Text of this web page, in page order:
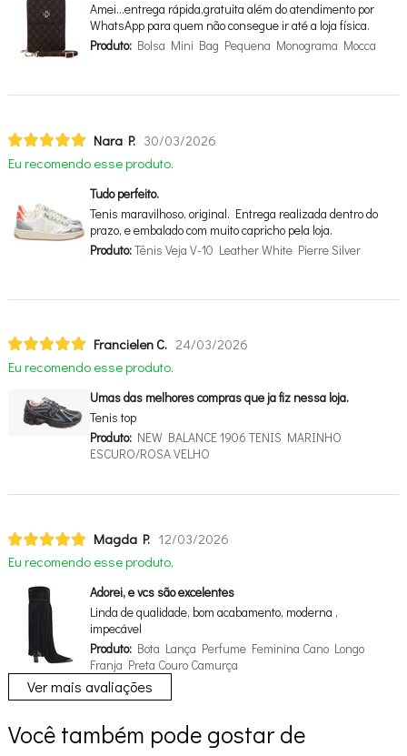
Amei…entrega rápida,gratuita além do atendimento por
WhatsApp para quem não consegue ir até a loja física.
Produto:Bolsa Mini Bag Pequena Monograma Mocca
Nara P. 30/03/2026
Eu recomendo esse produto.
Tudo perfeito.
Tenis maravilhoso, original. Entrega realizada dentro do
prazo, e embalado com muito capricho pela loja.
Produto:Tênis Veja V-10 Leather White Pierre Silver
Francielen C. 24/03/2026
Eu recomendo esse produto.
Umas das melhores compras que ja fiz nessa loja.
Tenis top
Produto:NEW BALANCE 1906 TENIS MARINHO
ESCURO/ROSA VELHO
Magda P. 12/03/2026
Eu recomendo esse produto.
Adorei, e vcs são excelentes
Linda de qualidade, bom acabamento, moderna ,
impecável
Produto:Bota Lança Perfume Feminina Cano Longo
Franja Preta Couro Camurça
Ver mais avaliações
Você também pode gostar de